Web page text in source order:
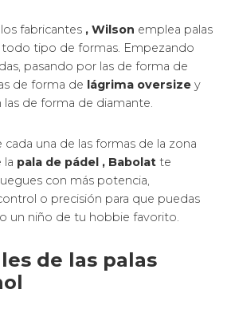
fabricantes , Wilson emplea palas
tipo de formas. Empezando
pasando por las de forma de
de forma de lágrima oversize y
las de forma de diamante.
cada una de las formas de la zona
la pala de pádel , Babolat te
con más potencia,
o precisión para que puedas
un niño de tu hobbie favorito.
de las palas